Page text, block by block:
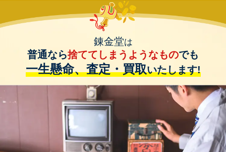
錬金堂は
普通なら捨ててしまうようなものでも
一生懸命、査定・買取いたします!